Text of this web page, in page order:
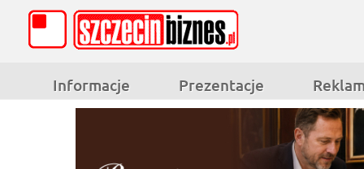
Informacje Prezentacje